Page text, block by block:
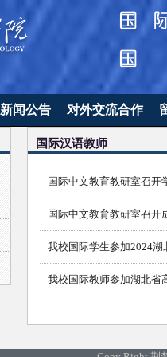
新闻公告
新闻动态
对外交流合作
合作办学项目
教工留学研修
学生海外交流 国
国际汉语教师
国际中文教育教研室召开
国际中文教育教研室召开
我校国际学生参加2024湖
我校国际教师参加湖北省